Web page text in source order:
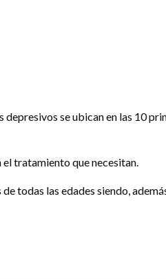
se ubican en las 10
tratamiento que necesitan.
todas las edades siendo,